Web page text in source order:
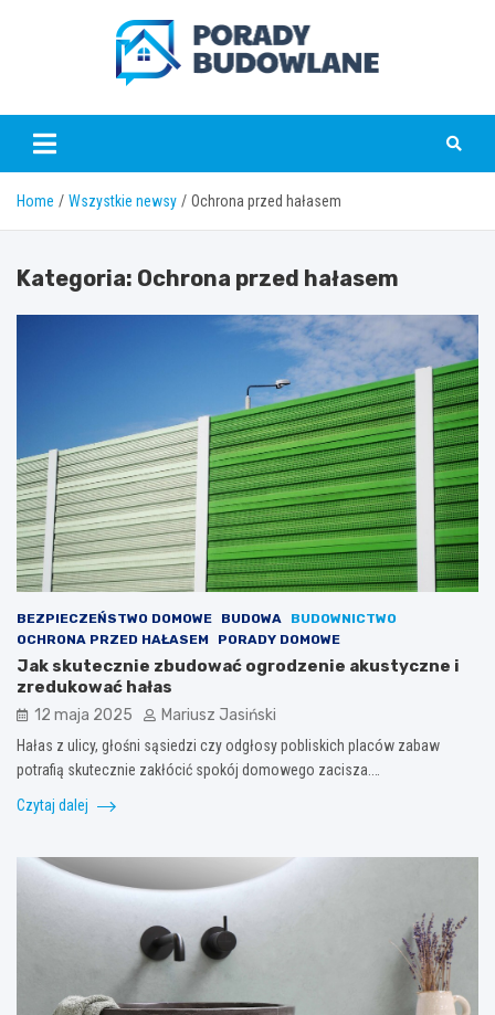
poradybudowlane.pl
Home Wszystkie newsy Ochrona przed hałasem
Kategoria: Ochrona przed hałasem
BEZPIECZEŃSTWO DOMOWE BUDOWA
BUDOWNICTWO
OCHRONA PRZED HAŁASEM
PORADY DOMOWE
Jak skutecznie zbudować ogrodzenie akustyczne i
zredukować hałas
12 maja 2025 Mariusz Jasiński
Hałas z ulicy, głośni sąsiedzi czy odgłosy pobliskich placów zabaw
potrafią skutecznie zakłócić spokój domowego zacisza.…
Czytaj dalej